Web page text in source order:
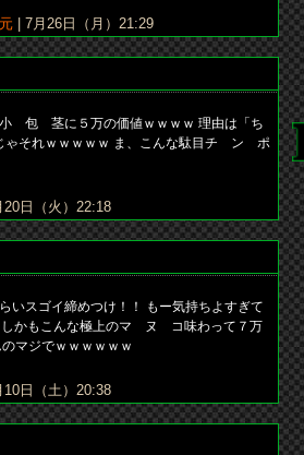
| 7月26日（月）21:29
包 茎に５万の価値ｗｗｗｗ 理由は「ち
ゃそれｗｗｗｗｗ ま、こんな駄目チ ン ポ
20日（火）22:18
スゴイ締めつけ！！ もー気持ちよすぎて
しかもこんな極上のマ ヌ コ味わって７万
マジでｗｗｗｗｗｗ
10日（土）20:38